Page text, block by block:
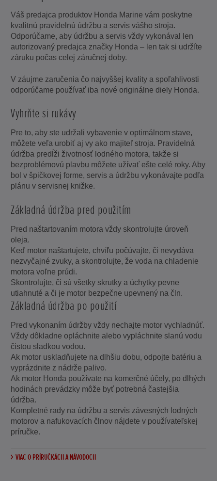
Váš predajca produktov Honda Marine vám poskytne
kvalitnú pravidelnú údržbu a servis vášho stroja.
Odporúčame, aby údržbu a servis vždy vykonával len
autorizovaný predajca značky Honda – len tak si udržíte
záruku počas celej záručnej doby.
V záujme zaručenia čo najvyššej kvality a spoľahlivosti
odporúčame používať iba nové originálne diely Honda.
Vyhrňte si rukávy
Pre to, aby ste udržali vybavenie v optimálnom stave,
môžete veľa urobiť aj vy ako majiteľ stroja. Pravidelná
údržba predĺži životnosť lodného motora, takže si
bezproblémovú plavbu môžete užívať ešte celé roky. Aby
bol v špičkovej forme, servis a údržbu vykonávajte podľa
plánu v servisnej knižke.
Základná údržba pred použitím
Pred naštartovaním motora vždy skontrolujte úroveň
oleja.
Keď motor naštartujete, chvíľu počúvajte, či nevydáva
nezvyčajné zvuky, a skontrolujte, že voda na chladenie
motora voľne prúdi.
Skontrolujte, či sú všetky skrutky a úchytky pevne
utiahnuté a či je motor bezpečne upevnený na čln.
Základná údržba po použití
Pred vykonaním údržby vždy nechajte motor vychladnúť.
Vždy dôkladne opláchnite alebo vypláchnite slanú vodu
čistou sladkou vodou.
Ak motor uskladňujete na dlhšiu dobu, odpojte batériu a
vyprázdnite z nádrže palivo.
Ak motor Honda používate na komerčné účely, po dlhých
hodinách prevádzky môže byť potrebná častejšia
údržba.
Kompletné rady na údržbu a servis závesných lodných
motorov a nafukovacích člnov nájdete v používateľskej
príručke.
VIAC O PRÍRUČKÁCH A NÁVODOCH